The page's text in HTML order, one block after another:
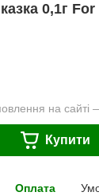
0,1г
на сайті
Купити
Оплата